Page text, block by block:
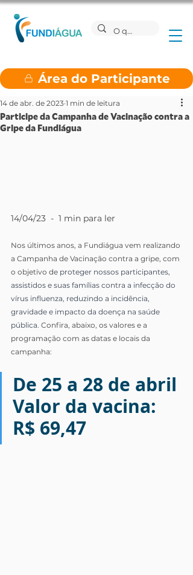
Área do Participante
Participe da Campanha de Vacinação contra a
Gripe da Fundiágua
14 de abr. de 2023 1 min de leitura
14/04/23  -  1 min para ler
Nos últimos anos, a Fundiágua vem realizando
a Campanha de Vacinação contra a gripe, com
o objetivo de proteger nossos participantes,
assistidos e suas famílias contra a infecção do
vírus influenza, reduzindo a incidência,
gravidade e impacto da doença na saúde
pública. Confira, abaixo, os valores e a
programação com as datas e locais da
campanha:
De 25 a 28 de abril
Valor da vacina:
R$ 69,47